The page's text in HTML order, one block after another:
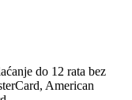
do 12 rata bez
American